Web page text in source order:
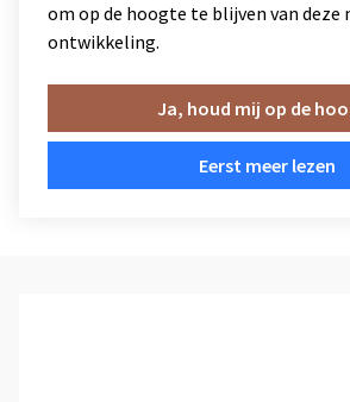
om op de hoogte te blijven van deze
ontwikkeling.
Ja, houd mij op de
Eerst meer lezen